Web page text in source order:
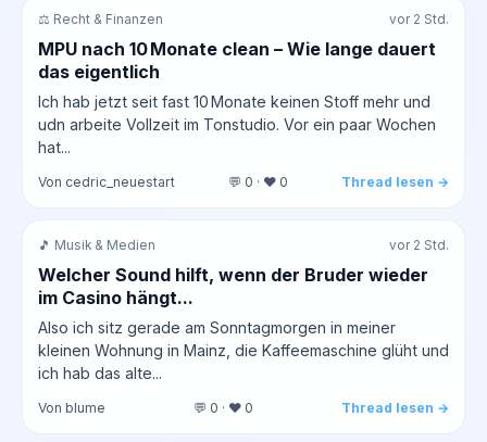
⚖️ Recht & Finanzen vor 2 Std.
MPU nach 10 Monate clean – Wie lange dauert
das eigentlich
Ich hab jetzt seit fast 10 Monate keinen Stoff mehr und
udn arbeite Vollzeit im Tonstudio. Vor ein paar Wochen
hat...
Von cedric_neuestart 💬 0 · ❤️ 0 Thread lesen →
🎵 Musik & Medien vor 2 Std.
Welcher Sound hilft, wenn der Bruder wieder
im Casino hängt...
Also ich sitz gerade am Sonntagmorgen in meiner
kleinen Wohnung in Mainz, die Kaffeemaschine glüht und
ich hab das alte...
Von blume 💬 0 · ❤️ 0 Thread lesen →